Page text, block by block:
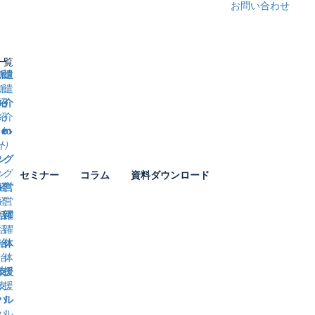
覧
遣
介
グ
営
躍
体
援
セミナー コラム 資料ダウンロード
お問い合わせ
前
名
番号
情報取り扱い同意